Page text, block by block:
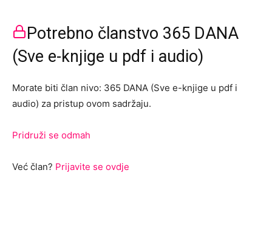
Potrebno članstvo 365 DANA
(Sve e-knjige u pdf i audio)
Morate biti član nivo: 365 DANA (Sve e-knjige u pdf i
audio) za pristup ovom sadržaju.
Pridruži se odmah
Već član? Prijavite se ovdje